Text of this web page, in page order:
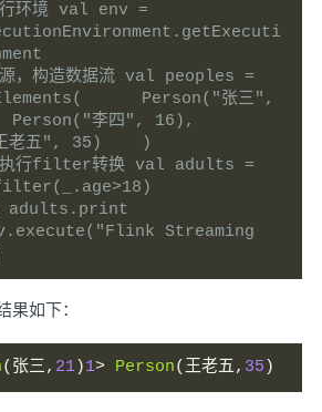
环境 val env =
，构造数据流 val peoples =
Person("张三",
李四", 16),
老五", 35)    )
执行filter转换 val adults =
adults.print
Streaming
果如下：
(张三, 21)1> Person(王老五, 35 )